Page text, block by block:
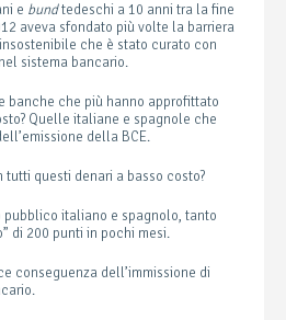
e bundtedeschi a 10 anni tra la fine
aveva sfondato più volte la barriera
che è stato curato con
sistema bancario.
banche che più hanno approfittato
Quelle italiane e spagnole che
della BCE.
tutti questi denari a basso costo?
pubblico italiano e spagnolo, tanto
di 200 punti in pochi mesi.
conseguenza dell’immissione di